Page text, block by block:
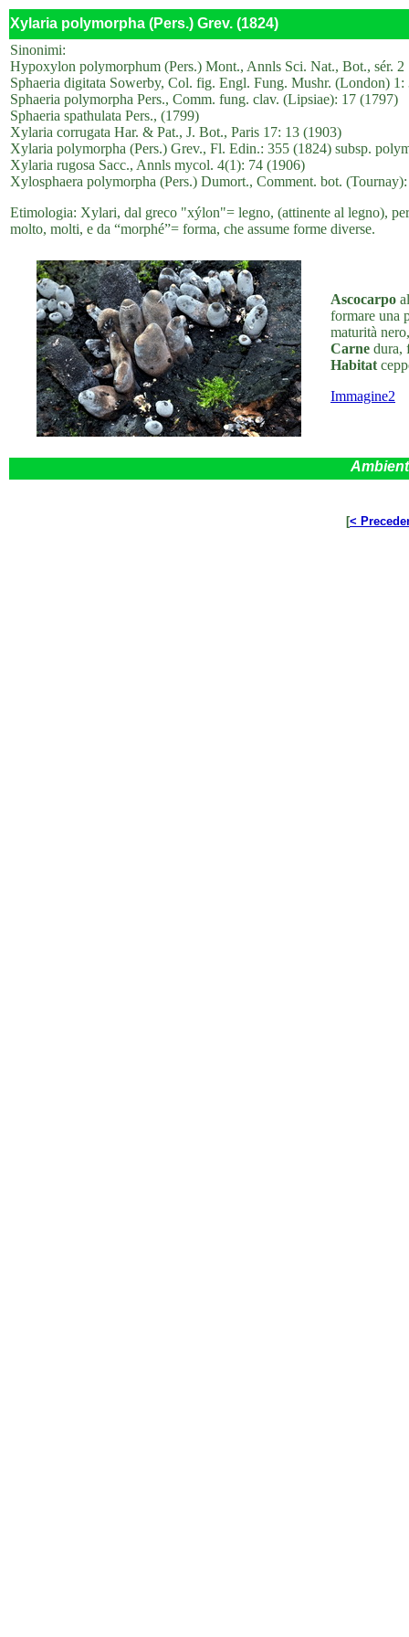
Xylaria polymorpha (Pers.) Grev. (1824)
Sinonimi:
Hypoxylon polymorphum (Pers.) Mont., Annls Sci. Nat., Bot., sér. 2
Sphaeria digitata Sowerby, Col. fig. Engl. Fung. Mushr. (London) 1:
Sphaeria polymorpha Pers., Comm. fung. clav. (Lipsiae): 17 (1797)
Sphaeria spathulata Pers., (1799)
Xylaria corrugata Har. & Pat., J. Bot., Paris 17: 13 (1903)
Xylaria polymorpha (Pers.) Grev., Fl. Edin.: 355 (1824) subsp.
Xylaria rugosa Sacc., Annls mycol. 4(1): 74 (1906)
Xylosphaera polymorpha (Pers.) Dumort., Comment. bot.
Etimologia: Xylari, dal greco "xýlon"= legno, (attinente al legno),
molto, molti, e da “morphé”= forma, che assume forme diverse.
Ascocarpo
formare una
maturità
Carne dura,
Habitat
Immagine2
[<